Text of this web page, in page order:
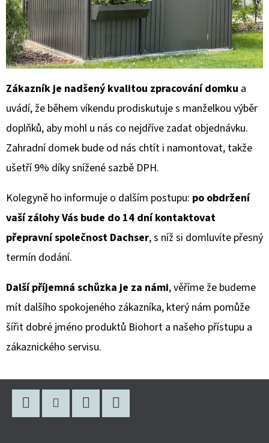
Zákazník je nadšený kvalitou zpracování domku a
uvádí, že během víkendu prodiskutuje s manželkou výběr
doplňků, aby mohl u nás co nejdříve zadat objednávku.
Zahradní domek bude od nás chtít i namontovat, takže
ušetří 9% díky snížené sazbě DPH.
Kolegyně ho informuje o dalším postupu: po obdržení
vaší zálohy Vás bude do 14 dní kontaktovat
přepravní společnost Dachser, s níž si domluvíte přesný
termín dodání.
Další příjemná schůzka je za námi, věříme že budeme
mít dalšího spokojeného zákazníka, který nám pomůže
šířit dobré jméno produktů Biohort a našeho přístupu a
zákaznického servisu.
Z